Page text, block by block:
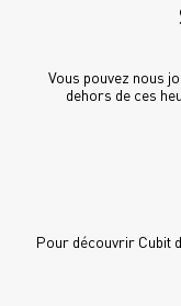
Vous pouvez nous
dehors de ces
Pour découvrir Cubit